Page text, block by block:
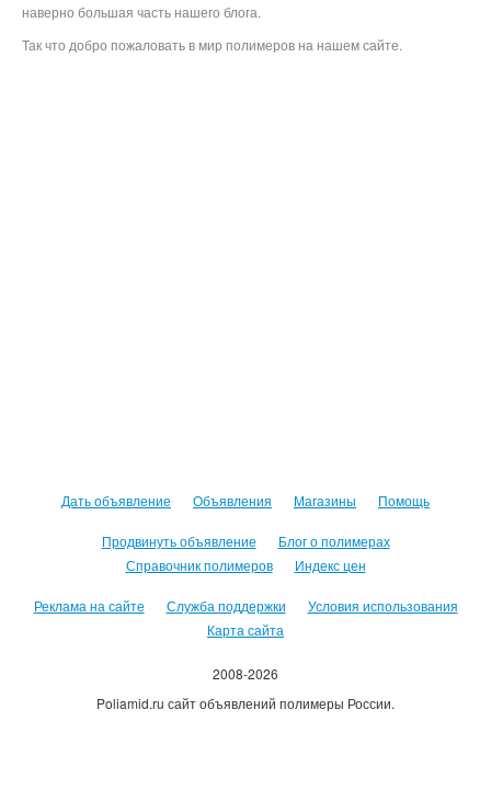
наверно большая часть нашего блога.
Так что добро пожаловать в мир полимеров на нашем сайте.
Дать объявление Объявления Магазины Помощь
Продвинуть объявление
Блог о полимерах
Справочник полимеров
Индекс цен
Реклама на сайте Служба поддержки
Условия использования
Карта сайта
2008-2026
Poliamid.ru сайт объявлений полимеры России.